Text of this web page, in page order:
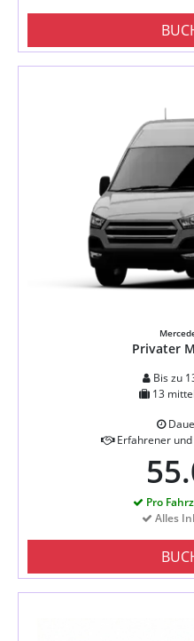
Privater
Bis zu
13
Erfahrener und
Pro
Alles